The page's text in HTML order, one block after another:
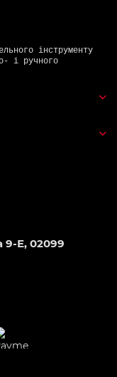
інструменту
і ручного
9-Е, 02099